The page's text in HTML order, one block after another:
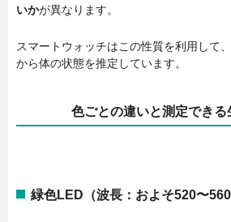
いかが異なります。
スマートウォッチはこの性質を利用して
から体の状態を推定しています。
色ごとの違いと測定できる
緑色LED（波長：およそ520〜